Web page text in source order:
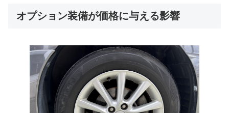
オプション装備が価格に与える影響